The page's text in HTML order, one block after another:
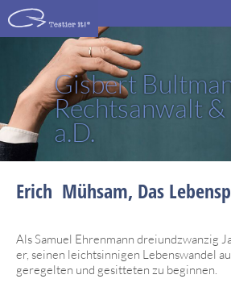
Gisbert
Rechtsanwalt
a.D.
Erich Mühsam, Das
Als Samuel Ehrenmann dreiundzwanzig
er, seinen leichtsinnigen Lebenswandel
geregelten und gesitteten zu beginnen.